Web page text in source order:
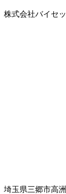
株式会社バイセ
埼玉県三郷市高